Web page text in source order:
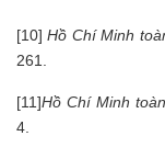
[10]Hồ Chí Minh
261.
[11]Hồ Chí Minh
4.